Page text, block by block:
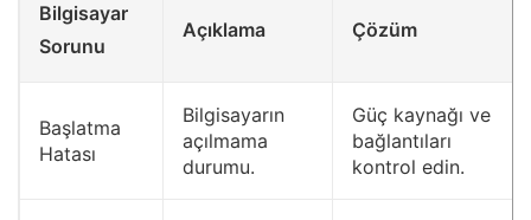
Bilgisayar
Sorunu
Açıklama Çözüm
Başlatma
Hatası
Bilgisayarın
açılmama
durumu.
Güç kaynağı ve
bağlantıları
kontrol edin.